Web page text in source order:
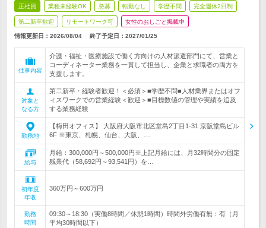
正社員 業種未経験OK 急募 転勤なし 学歴不問 完全週休2日制
第二新卒歓迎 リモートワーク可 女性のおしごと掲載中
情報更新日：2026/08/04 終了予定日： 2027/01/25
仕事内容
介護・福祉・医療施設で働く方向けの人材派遣部門にて、営業と
コーディネーター業務を一貫して担当し、企業と求職者の両方を
支援します。
対象と
なる方
第二新卒・経験者歓迎！＜必須＞■学歴不問■人材業界またはオフ
ィスワークでの営業経験＜歓迎＞■目標数値の管理や実績を追及
する業務経験
勤務地
【梅田オフィス】 大阪府大阪市北区堂島2丁目1-31 京阪堂島ビル
6F ※東京、札幌、仙台、大阪、…
給与
月給：300,000円～500,000円※上記月給には、月32時間分の固定
残業代（58,692円～93,541円）を…
初年度
年収
360万円～600万円
勤務
時間
09:30～18:30（実働8時間／休憩1時間）時間外労働有無：有（月
平均30時間以下）